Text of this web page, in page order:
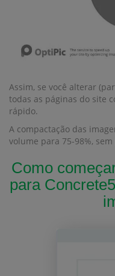
Assim, se você alterar
todas as páginas do site
rápido.
A compactação das
volume para 75-98%,
Como
para